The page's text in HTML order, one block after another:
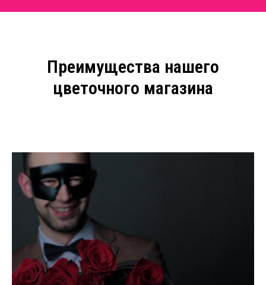
Преимущества нашего
цветочного магазина